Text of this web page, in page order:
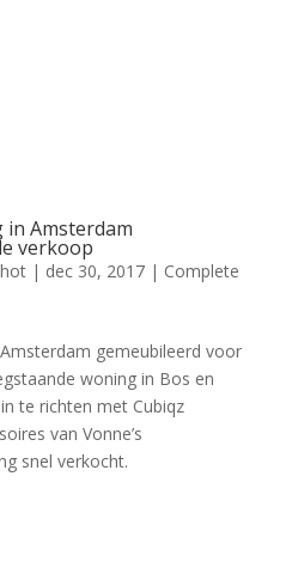
in Amsterdam
verkoop
| dec 30, 2017| Complete
gemeubileerd voor
woning in Bos en
te richten met Cubiqz
van Vonne’s
snel verkocht.